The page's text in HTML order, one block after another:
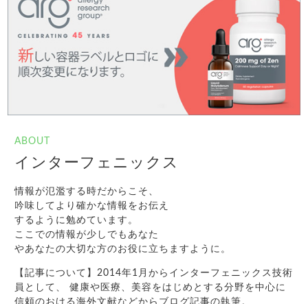
ABOUT
インターフェニックス
情報が氾濫する時だからこそ、
吟味してより確かな情報をお伝え
するように勉めています。
ここでの情報が少しでもあなた
やあなたの大切な方のお役に立ちますように。
【記事について】2014年1月からインターフェニックス技術
員として、 健康や医療、美容をはじめとする分野を中心に